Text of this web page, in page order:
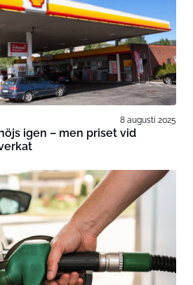
8 augusti 2025
igen – men priset vid